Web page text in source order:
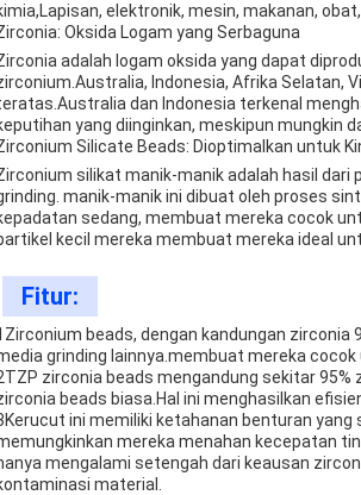
elektronik, mesin, makanan,
Oksida Logam yang Serbaguna
adalah logam oksida yang dapat
Indonesia, Afrika Selatan,
dan Indonesia terkenal
yang diinginkan, meskipun mungkin
Silicate Beads: Dioptimalkan untuk
silikat manik-manik adalah hasil
manik-manik ini dibuat oleh proses
sedang, membuat mereka cocok
kecil mereka membuat mereka ideal
Fitur:
beads, dengan kandungan zirconia
grinding lainnya.membuat mereka
zirconia beads mengandung sekitar
beads biasa.Hal ini menghasilkan
ini memiliki ketahanan benturan
mereka menahan kecepatan
mengalami setengah dari keausan
material.